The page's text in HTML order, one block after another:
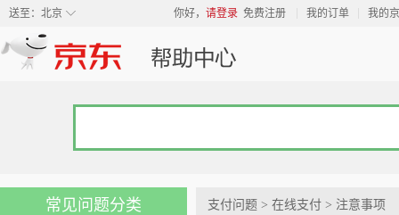
◇
送至： 北京 你好， 请登录 免费注册 我的订单 我的
常见问题分类 支付问题 > 在线支付 > 注意事项